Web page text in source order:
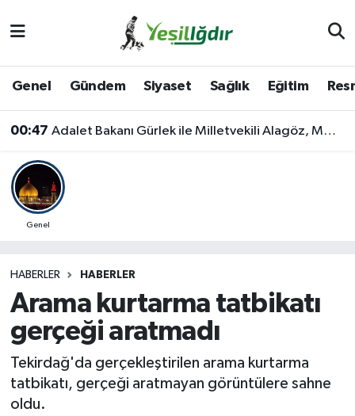
Genel Gündem Siyaset Sağlık Eğitim
00:47 Adalet Bakanı Gürlek ile Milletvekili Alagöz, MHP İl Başkanlığını Ziyaret Etti
Genel
HABERLER HABERLER
Arama kurtarma tatbikatı
gerçeği aratmadı
Tekirdağ'da gerçekleştirilen arama kurtarma
tatbikatı, gerçeği aratmayan görüntülere sahne
oldu.
Iğdır Trafik Yoğunluk Haritası
Süper Lig Puan Durumu ve Fikstür
Son Dakika Haberleri
Haber Arşivi